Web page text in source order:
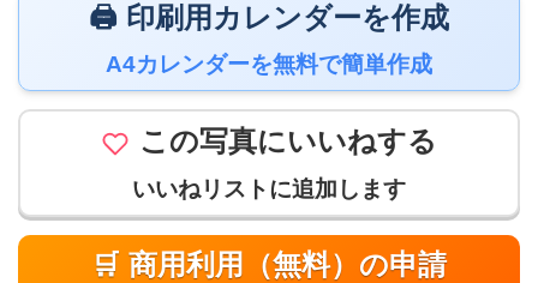
🖨️ 印刷用カレンダーを作成
A4カレンダーを無料で簡単作成
この写真にいいねする
いいねリストに追加します
🛒 商用利用（無料）の申請